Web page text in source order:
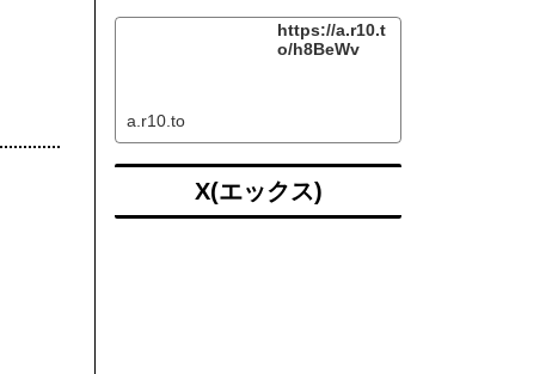
https://a.r10.t
o/h8BeWv
a.r10.to
X(エックス)